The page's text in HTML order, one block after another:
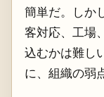
簡単だ。しか
客対応、工場
込むかは難し
に、組織の弱